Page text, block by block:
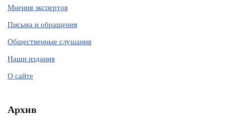
Мнения экспертов
Письма и обращения
Общественные слушания
Наши издания
О сайте
Архив